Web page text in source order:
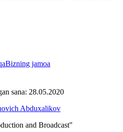
Bizning jamoa
sana: 28.05.2020
Abduxalikov
and Broadcast"